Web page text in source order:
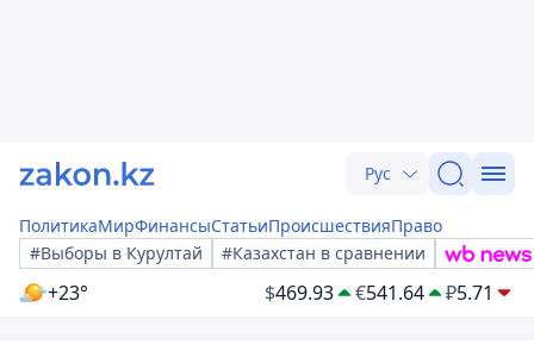
Рус
ПолитикаМирФинансыСтатьиПроисшествияПраво
#Выборы в Курултай
#Казахстан в сравнении
+23° $469.93 €541.64 ₽5.71